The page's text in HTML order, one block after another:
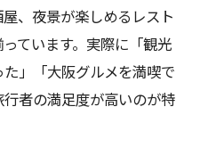
、夜景が楽しめるレスト
ています。実際に「観光
」「大阪グルメを満喫で
者の満足度が高いのが特